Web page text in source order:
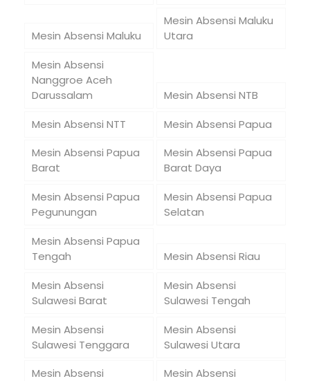
Mesin Absensi Maluku
Mesin Absensi Maluku
Utara
Mesin Absensi
Nanggroe Aceh
Darussalam
Mesin Absensi NTB
Mesin Absensi NTT
Mesin Absensi Papua
Mesin Absensi Papua
Barat
Mesin Absensi Papua
Barat Daya
Mesin Absensi Papua
Pegunungan
Mesin Absensi Papua
Selatan
Mesin Absensi Papua
Tengah
Mesin Absensi Riau
Mesin Absensi
Sulawesi Barat
Mesin Absensi
Sulawesi Tengah
Mesin Absensi
Sulawesi Tenggara
Mesin Absensi
Sulawesi Utara
Mesin Absensi
Mesin Absensi